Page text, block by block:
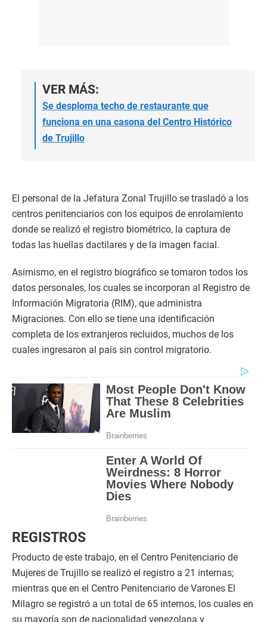
VER MÁS:
Se desploma techo de restaurante que
funciona en una casona del Centro Histórico
de Trujillo
El personal de la Jefatura Zonal Trujillo se trasladó a los
centros penitenciarios con los equipos de enrolamiento
donde se realizó el registro biométrico, la captura de
todas las huellas dactilares y de la imagen facial.
Asimismo, en el registro biográfico se tomaron todos los
datos personales, los cuales se incorporan al Registro de
Información Migratoria (RIM), que administra
Migraciones. Con ello se tiene una identificación
completa de los extranjeros recluidos, muchos de los
cuales ingresaron al país sin control migratorio.
REGISTROS
Producto de este trabajo, en el Centro Penitenciario de
Mujeres de Trujillo se realizó el registro a 21 internas;
mientras que en el Centro Penitenciario de Varones El
Milagro se registró a un total de 65 internos, los cuales en
su mayoría son de nacionalidad venezolana y